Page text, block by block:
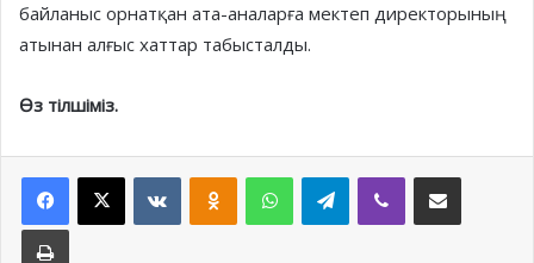
байланыс орнатқан ата-аналарға мектеп директорының
атынан алғыс хаттар табысталды.
Өз тілшіміз.
Facebook
X VKontakteOdnoklassniki
WhatsAppTelegramViber Share via Email
Print